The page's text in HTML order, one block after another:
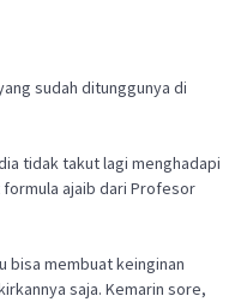
sudah ditunggunya di
tidak takut lagi menghadapi
ajaib dari Profesor
bisa membuat keinginan
saja. Kemarin sore,